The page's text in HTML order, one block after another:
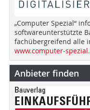
„Computer Spezial“
softwareunterstützte
fachübergreifend alle
www.computer-
Anbieter finden